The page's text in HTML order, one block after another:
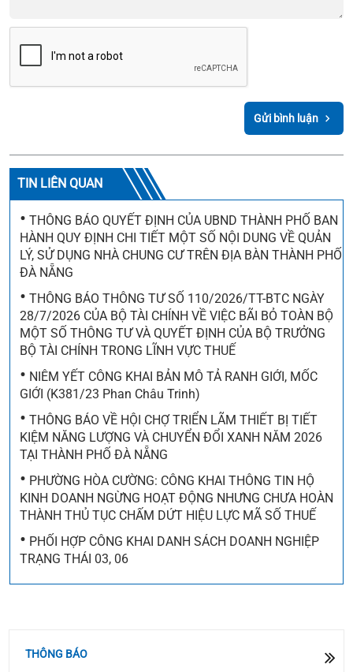
Gửi bình luận
TIN LIÊN QUAN
• THÔNG BÁO QUYẾT ĐỊNH CỦA UBND THÀNH PHỐ BAN
HÀNH QUY ĐỊNH CHI TIẾT MỘT SỐ NỘI DUNG VỀ QUẢN
LÝ, SỬ DỤNG NHÀ CHUNG CƯ TRÊN ĐỊA BÀN THÀNH PHỐ
ĐÀ NẴNG
• THÔNG BÁO THÔNG TƯ SỐ 110/2026/TT-BTC NGÀY
28/7/2026 CỦA BỘ TÀI CHÍNH VỀ VIỆC BÃI BỎ TOÀN BỘ
MỘT SỐ THÔNG TƯ VÀ QUYẾT ĐỊNH CỦA BỘ TRƯỞNG
BỘ TÀI CHÍNH TRONG LĨNH VỰC THUẾ
• NIÊM YẾT CÔNG KHAI BẢN MÔ TẢ RANH GIỚI, MỐC
GIỚI (K381/23 Phan Châu Trinh)
• THÔNG BÁO VỀ HỘI CHỢ TRIỂN LÃM THIẾT BỊ TIẾT
KIỆM NĂNG LƯỢNG VÀ CHUYỂN ĐỔI XANH NĂM 2026
TẠI THÀNH PHỐ ĐÀ NẴNG
• PHƯỜNG HÒA CƯỜNG: CÔNG KHAI THÔNG TIN HỘ
KINH DOANH NGỪNG HOẠT ĐỘNG NHƯNG CHƯA HOÀN
THÀNH THỦ TỤC CHẤM DỨT HIỆU LỰC MÃ SỐ THUẾ
• PHỐI HỢP CÔNG KHAI DANH SÁCH DOANH NGHIỆP
TRẠNG THÁI 03, 06
THÔNG BÁO
THÔNG BÁO QUYẾT ĐỊNH CỦA UBND THÀNH PHỐ
BAN HÀNH QUY ĐỊNH CHI TIẾT MỘT SỐ NỘI DUNG
VỀ QUẢN LÝ, SỬ DỤNG NHÀ CHUNG CƯ TRÊN ĐỊA
BÀN THÀNH PHỐ ĐÀ NẴNG
THÔNG BÁO THÔNG TƯ SỐ 110/2026/TT-BTC
NGÀY 28/7/2026 CỦA BỘ TÀI CHÍNH VỀ VIỆC BÃI
BỎ TOÀN BỘ MỘT SỐ THÔNG TƯ VÀ QUYẾT ĐỊNH